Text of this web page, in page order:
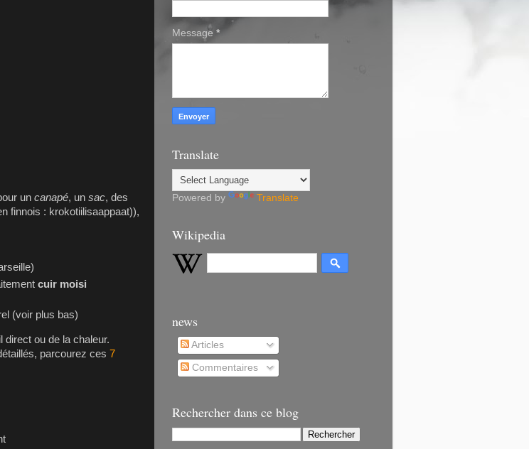
un canapé, un sac, des
finnois : krokotiilisaappaat)),
cuir moisi
(voir plus bas)
direct ou de la chaleur.
parcourez ces 7
Message *
Translate
Powered by Translate
Wikipedia
news
Articles
Commentaires
Rechercher dans ce blog